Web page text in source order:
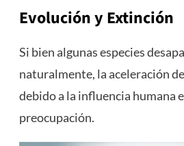
Evolución y Extinción
Si bien algunas especies
naturalmente, la aceleración
debido a la influencia humana
preocupación.